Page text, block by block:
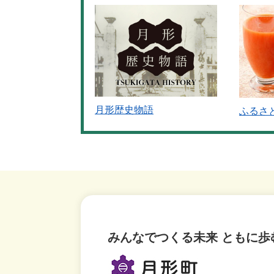
月形歴史物語 ふるさ
みんなでつくる未来 ともに